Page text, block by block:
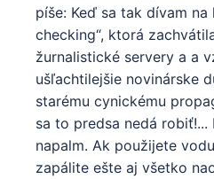
píše: Keď sa tak dívam
checking“, ktorá
žurnalistické servery a a
ušľachtilejšie novinárske
starému cynickému
sa to predsa nedá
napalm. Ak použijete
zapálite ešte aj všetko